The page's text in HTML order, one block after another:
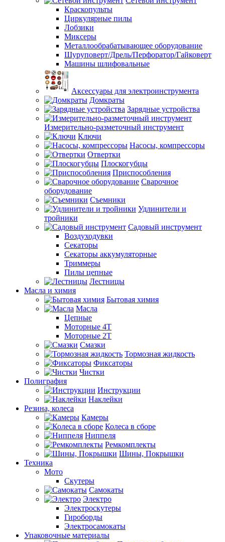
Краскопульты
Циркулярные пилы
Лобзики
Миксеры
Металлообрабатывающее оборудование
Шуруповерт/Дрель/Перфоратор/Гайковерт
Машины шлифовальные
Аксессуары для электроинструмента
Домкраты
Зарядные устройства
Измерительно-разметочный инструмент
Ключи
Насосы, компрессоры
Отвертки
Плоскогубцы
Приспособления
Сварочное
оборудование
Съемники
Удлинители и
тройники
Садовый инструмент
Воздуходувки
Секаторы
Секаторы аккумуляторные
Триммеры
Пилы цепные
Лестницы
Масла и химия
Бытовая химия
Масла
Цепные
Моторные 4Т
Моторные 2Т
Смазки
Тормозная жидкость
Фиксаторы
Чистки
Полиграфия
Инструкции
Наклейки
Резина, колеса
Камеры
Колеса в сборе
Ниппеля
Ремкомплекты
Шины, Покрышки
Техника
Мото
Скутеры
Самокаты
Электро
Электроскутеры
Гироборды
Электросамокаты
Упаковочные материалы